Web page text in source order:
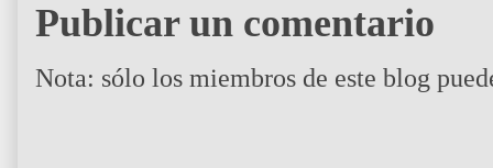
Publicar un comentario
Nota: sólo los miembros de este blog